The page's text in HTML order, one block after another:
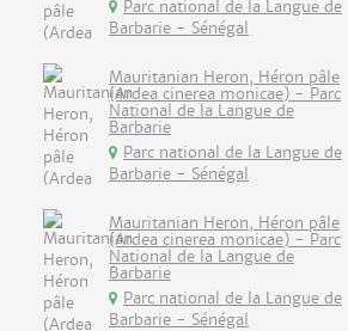
Parc national de la Langue de
Barbarie - Sénégal
Mauritanian Heron, Héron pâle
(Ardea cinerea monicae) - Parc
National de la Langue de
Barbarie
Parc national de la Langue de
Barbarie - Sénégal
Mauritanian Heron, Héron pâle
(Ardea cinerea monicae) - Parc
National de la Langue de
Barbarie
Parc national de la Langue de
Barbarie - Sénégal